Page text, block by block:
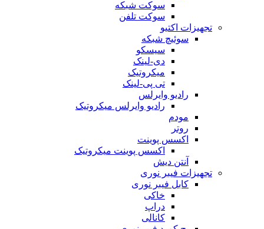
سوکت شبکه
سوکت تلفن
تجهیزات اکتیو
سوئیچ شبکه
سیسکو
دی-لینک
میکروتیک
تی پی-لینک
رادیو وایرلس
رادیو وایرلس میکروتیک
مودم
روتر
اکسس پوینت
اکسس پوینت میکروتیک
آنتن دیش
تجهیزات فیبر نوری
کابل فیبر نوری
خاکی
دراپ
کانالی